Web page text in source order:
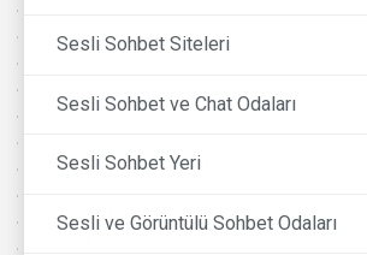
Sesli Sohbet Siteleri
Sesli Sohbet ve Chat Odaları
Sesli Sohbet Yeri
Sesli ve Görüntülü Sohbet Odaları